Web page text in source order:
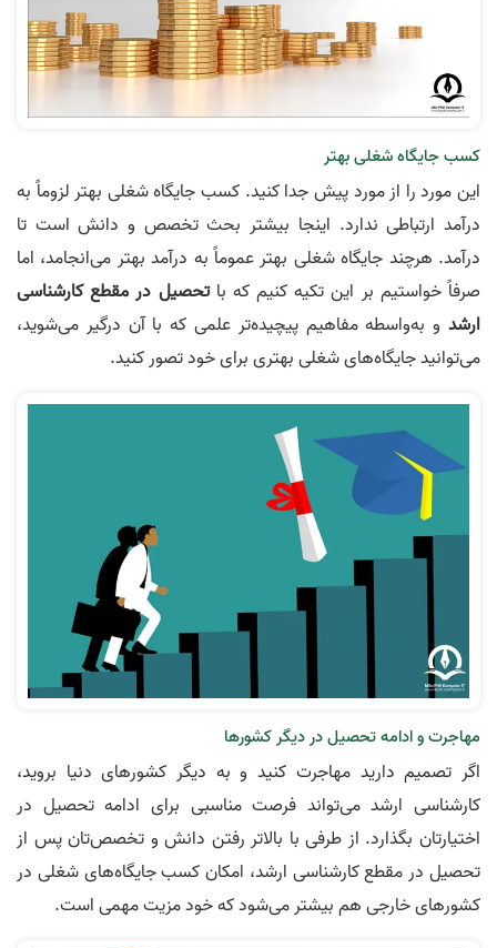
کسب جایگاه شغلی بهتر
این مورد را از مورد پیش جدا کنید. کسب جایگاه شغلی بهتر لزوماً به
درآمد ارتباطی ندارد. اینجا بیشتر بحث تخصص و دانش است تا
درآمد. هرچند جایگاه شغلی بهتر عموماً به درآمد بهتر می‌انجامد، اما
صرفاً خواستیم بر این تکیه کنیم که باتحصیل در مقطع کارشناسی
ارشد و به‌واسطه مفاهیم پیچیده‌تر علمی که با آن درگیر می‌شوید،
می‌توانید جایگاه‌های شغلی بهتری برای خود تصور کنید.
مهاجرت و ادامه تحصیل در دیگر کشورها
اگر تصمیم دارید مهاجرت کنید و به دیگر کشورهای دنیا بروید،
کارشناسی ارشد می‌تواند فرصت مناسبی برای ادامه تحصیل در
اختیارتان بگذارد. از طرفی با بالاتر رفتن دانش و تخصص‌تان پس از
تحصیل در مقطع کارشناسی ارشد، امکان کسب جایگاه‌های شغلی در
کشورهای خارجی هم بیشتر می‌شود که خود مزیت مهمی است.